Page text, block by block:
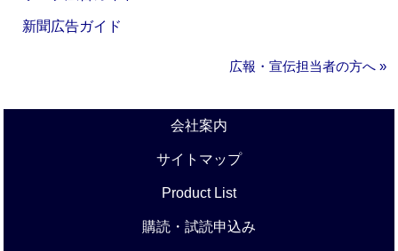
新聞広告ガイド
広報・宣伝担当者の方へ »
会社案内
サイトマップ
Product List
購読・試読申込み